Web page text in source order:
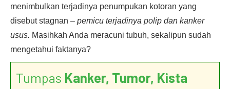
menimbulkan terjadinya penumpukan kotoran yang
disebut stagnan – pemicu terjadinya polip dan kanker
usus. Masihkah Anda meracuni tubuh, sekalipun sudah
mengetahui faktanya?
Tumpas Kanker, Tumor, Kista